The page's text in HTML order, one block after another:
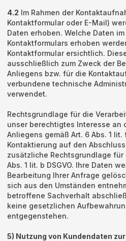
4.2 Im Rahmen der
Kontaktformular oder E-Mail)
Daten erhoben. Welche Daten
Kontaktformulars erhoben
Kontaktformular ersichtlich.
ausschließlich zum Zweck der
Anliegens bzw. für die
verbundene technische
verwendet.
Rechtsgrundlage für die
unser berechtigtes Interesse an
Anliegens gemäß Art. 6 Abs. 1 lit.
Kontaktierung auf den
zusätzliche Rechtsgrundlage für
Abs. 1 lit. b DSGVO. Ihre Daten
Bearbeitung Ihrer Anfrage
sich aus den Umständen
betroffene Sachverhalt
keine gesetzlichen
entgegenstehen.
5) Nutzung von Kundendaten